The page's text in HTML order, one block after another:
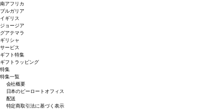
南アフリカ
ブルガリア
イギリス
ジョージア
グアテマラ
ギリシャ
サービス
ギフト特集
ギフトラッピング
特集
特集一覧
会社概要
日本のピーロートオフィス
配送
特定商取引法に基づく表示